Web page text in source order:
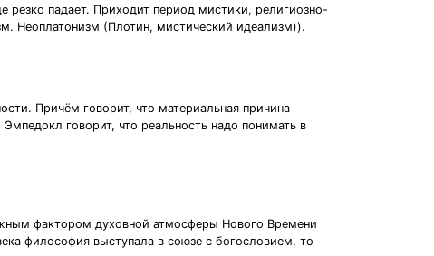
падает. Приходит период мистики, религиозно-
Неоплатонизм (Плотин, мистический идеализм)).
Причём говорит, что материальная причина
говорит, что реальность надо понимать в
фактором духовной атмосферы Нового Времени
философия выступала в союзе с богословием, то